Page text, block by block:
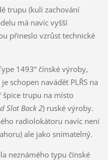
trupu (kuli zachování
má navíc vyšší
přineslo vzrůst technické
1493“ čínské výroby,
schopen navádět PLŘS na
špice trupu na místo
Slot Back 2) ruské výroby.
radiolokátoru navíc není
ale jako snímatelný.
neznámého typu čínské